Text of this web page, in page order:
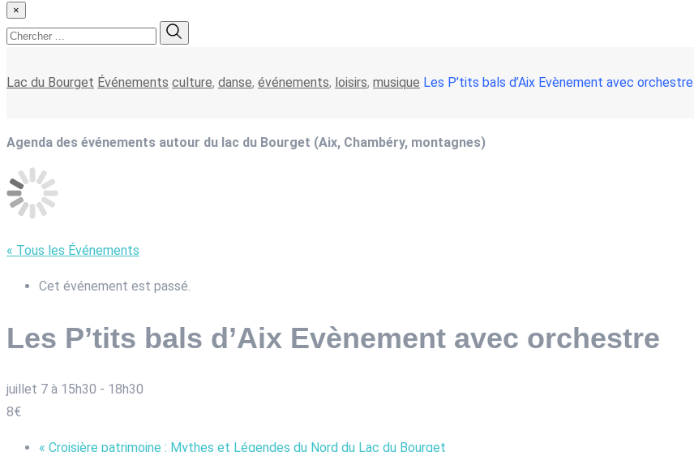
×
Lac du Bourget Événements culture, danse, événements, loisirs, musique Les P’tits bals d’Aix Evènement avec orchestre
Agenda des événements autour du lac du Bourget (Aix, Chambéry, montagnes)
« Tous les Événements
Cet événement est passé.
Les P’tits bals d’Aix Evènement avec orchestre
juillet 7 à 15h30 - 18h30
8€
« Croisière patrimoine : Mythes et Légendes du Nord du Lac du Bourget